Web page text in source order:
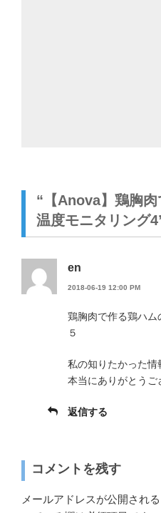
“【Anova】鶏胸
温度モニタリング
en
2018-06-19 12:00 PM
鶏胸肉で作る鶏ハ
５
私の知りたかった情
本当にありがとうご
返信する
コメントを残す
メールアドレスが公開され